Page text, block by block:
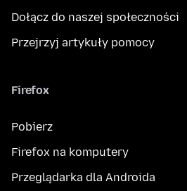
Dołącz do naszej społeczności
Przejrzyj artykuły pomocy
Firefox
Pobierz
Firefox na komputery
Przeglądarka dla Androida